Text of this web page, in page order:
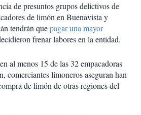
de presuntos grupos delictivos de
de limón en Buenavista y
tendrán quepagar una mayor
frenar labores en la entidad.
al menos 15 de las 32 empacadoras
comerciantes limoneros aseguran han
de limón de otras regiones del